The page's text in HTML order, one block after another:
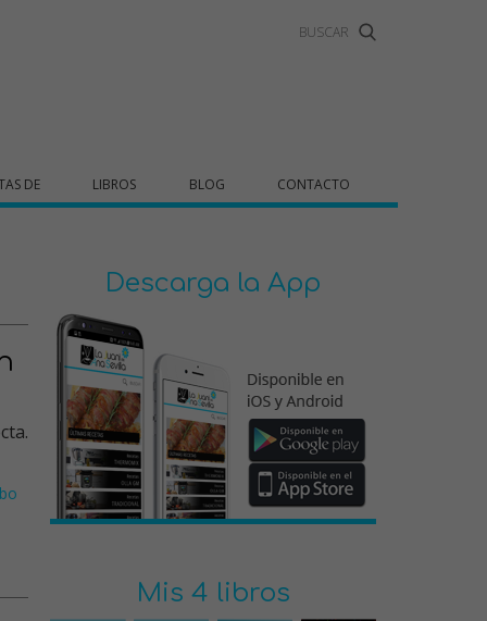
DE LIBROS BLOG CONTACTO
Descarga la App
Mis 4 libros